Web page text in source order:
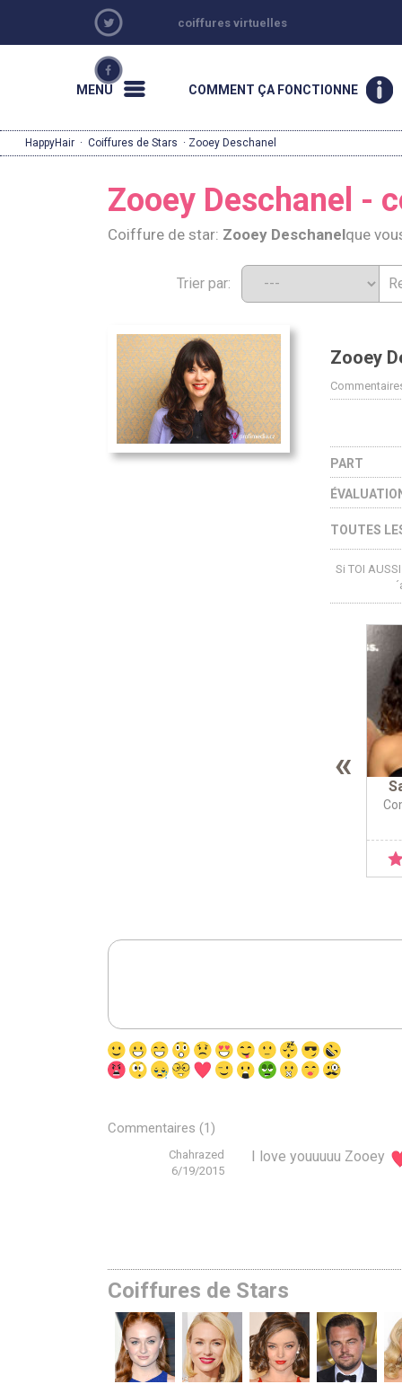
coiffures virtuelles
MENU COMMENT ÇA FONCTIONNE
HappyHair · Coiffures de Stars · Zooey Deschanel
Zooey Deschanel -
Coiffure de star: Zooey Deschanelque
Trier par:
Zooey
PART
TOUTES
Si TOI
«
Commentaires (1)
Chahrazed
6/19/2015
I love youuuuu Zooey
Coiffures de Stars